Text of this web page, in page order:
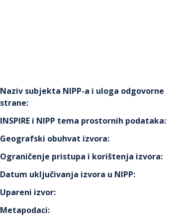
Naziv subjekta NIPP-a i uloga odgovorne
strane:
INSPIRE i NIPP tema prostornih podataka:
Geografski obuhvat izvora:
Ograničenje pristupa i korištenja izvora:
Datum uključivanja izvora u NIPP:
Upareni izvor:
Metapodaci: